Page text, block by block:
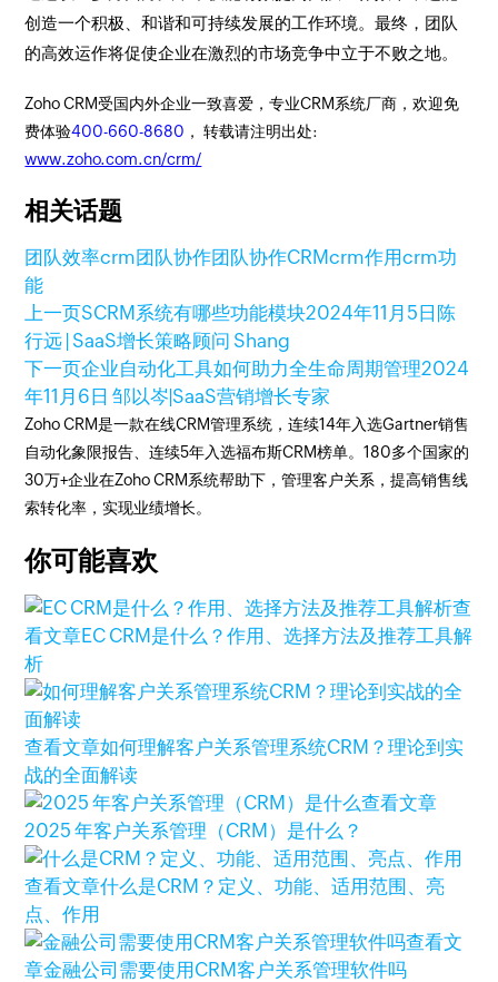
创造一个积极、和谐和可持续发展的工作环境。最终，团队
的高效运作将促使企业在激烈的市场竞争中立于不败之地。
Zoho CRM受国内外企业一致喜爱，专业CRM系统厂商，欢迎免
费体验400-660-8680 ， 转载请注明出处:
www.zoho.com.cn/crm/
相关话题
团队效率crm团队协作团队协作CRMcrm作用crm功
能
上一页SCRM系统有哪些功能模块2024年11月5日 陈
行远 | SaaS增长策略顾问 Shang
下一页企业自动化工具如何助力全生命周期管理2024
年11月6日 邹以岑|SaaS营销增长专家
Zoho CRM是一款在线CRM管理系统，连续14年入选Gartner销售
自动化象限报告、连续5年入选福布斯CRM榜单。180多个国家的
30万+企业在Zoho CRM系统帮助下，管理客户关系，提高销售线
索转化率，实现业绩增长。
你可能喜欢
查
看文章EC CRM是什么？作用、选择方法及推荐工具解
析
查看文章如何理解客户关系管理系统CRM？理论到实
战的全面解读
查看文章
2025 年客户关系管理（CRM）是什么？
查看文章什么是CRM？定义、功能、适用范围、亮
点、作用
查看文
章金融公司需要使用CRM客户关系管理软件吗